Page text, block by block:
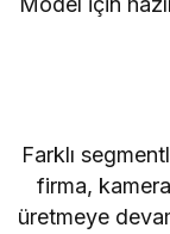
Farklı
firma,
üretmeye